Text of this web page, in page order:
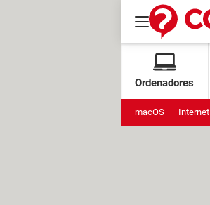
Ordenadores
macOS Internet